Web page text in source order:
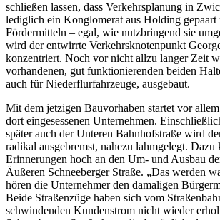
schließen lassen, dass Verkehrsplanung in
lediglich ein Konglomerat aus Holding gepaart
Fördermitteln – egal, wie nutzbringend sie
wird der entwirrte Verkehrsknotenpunkt
konzentriert. Noch vor nicht allzu langer Zeit
vorhandenen, gut funktionierenden beiden
auch für Niederflurfahrzeuge, ausgebaut.
Mit dem jetzigen Bauvorhaben startet vor
dort eingesessenen Unternehmen.
später auch der Unteren Bahnhofstraße wird
radikal ausgebremst, nahezu lahmgelegt. Dazu
Erinnerungen hoch an den Um- und Ausbau
Äußeren Schneeberger Straße. „Das werden
hören die Unternehmer den damaligen
Beide Straßenzüge haben sich vom
schwindenden Kundenstrom nicht wieder